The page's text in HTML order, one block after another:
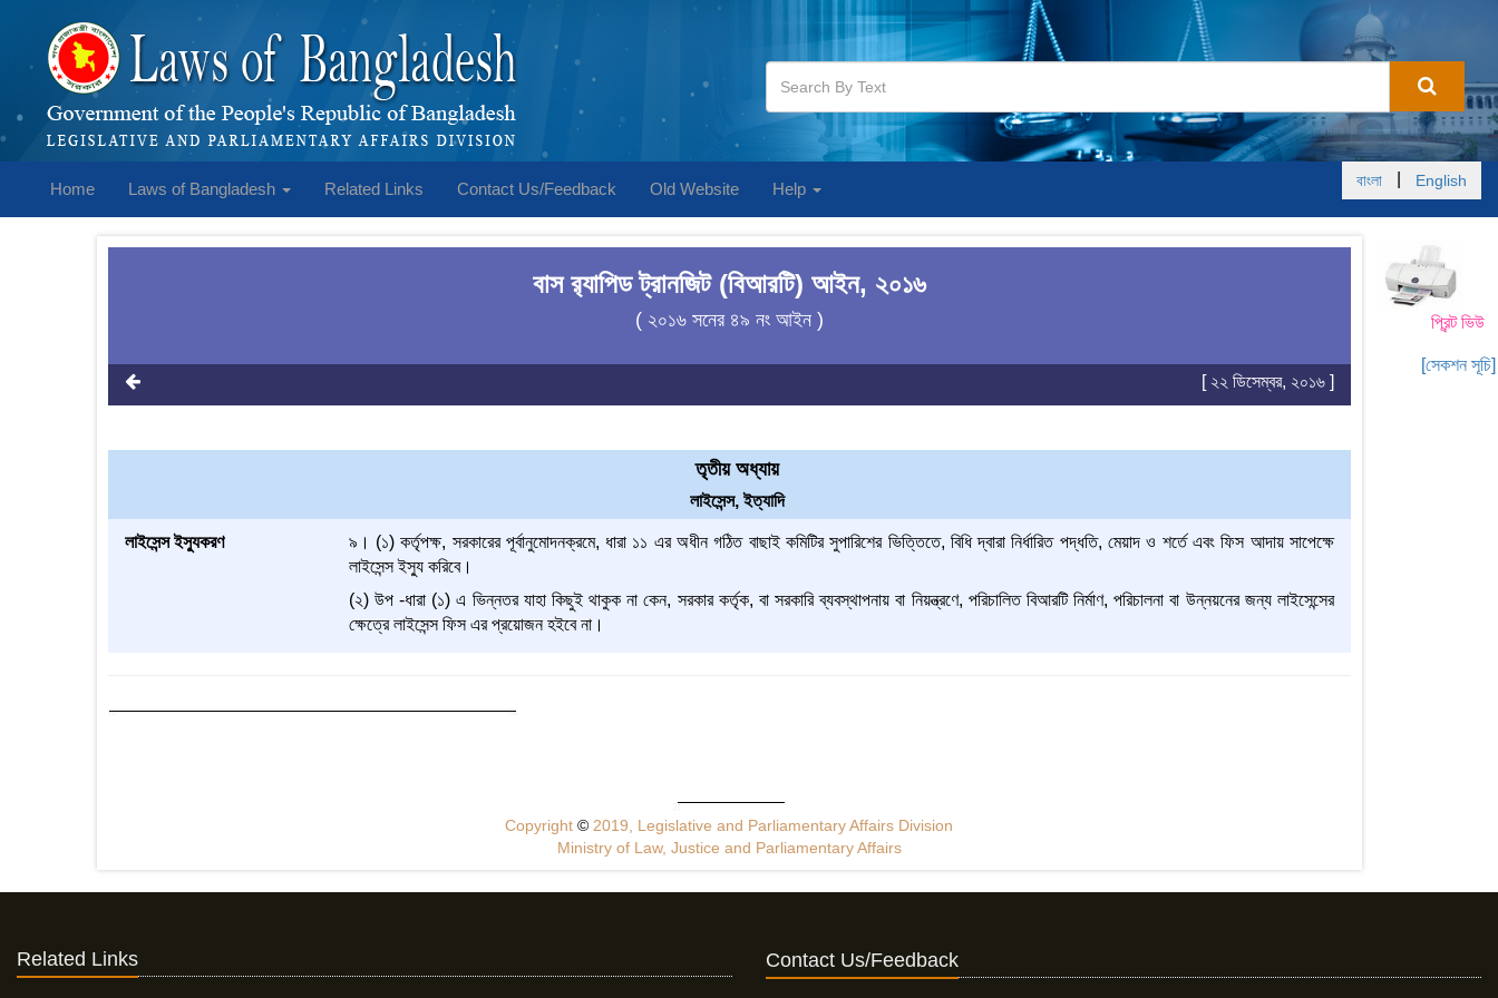
Home Laws of Bangladesh Related Links Contact Us/Feedback Old Website Help বাংলা English
প্রিন্ট ভিউ
[সেকশন সূচি]
বাস র‍্যাপিড ট্রানজিট (বিআরটি) আইন, ২০১৬
( ২০১৬ সনের ৪৯ নং আইন )
[ ২২ ডিসেম্বর, ২০১৬ ]
তৃতীয় অধ্যায়
লাইসেন্স, ইত্যাদি
লাইসেন্স ইস্যুকরণ
৯। (১) কর্তৃপক্ষ, সরকারের পূর্বানুমোদনক্রমে, ধারা ১১ এর অধীন গঠিত বাছাই কমিটির সুপারিশের ভিত্তিতে, বিধি দ্বারা নির্ধারিত পদ্ধতি, মেয়াদ ও শর্তে এবং ফিস আদায় সাপেক্ষে
লাইসেন্স ইস্যু করিবে।
(২) উপ -ধারা (১) এ ভিন্নতর যাহা কিছুই থাকুক না কেন, সরকার কর্তৃক, বা সরকারি ব্যবস্থাপনায় বা নিয়ন্ত্রণে, পরিচালিত বিআরটি নির্মাণ, পরিচালনা বা উন্নয়নের জন্য লাইসেন্সের
ক্ষেত্রে লাইসেন্স ফিস এর প্রয়োজন হইবে না।
Copyright© 2019, Legislative and Parliamentary Affairs Division
Ministry of Law, Justice and Parliamentary Affairs
Related Links Contact Us/Feedback